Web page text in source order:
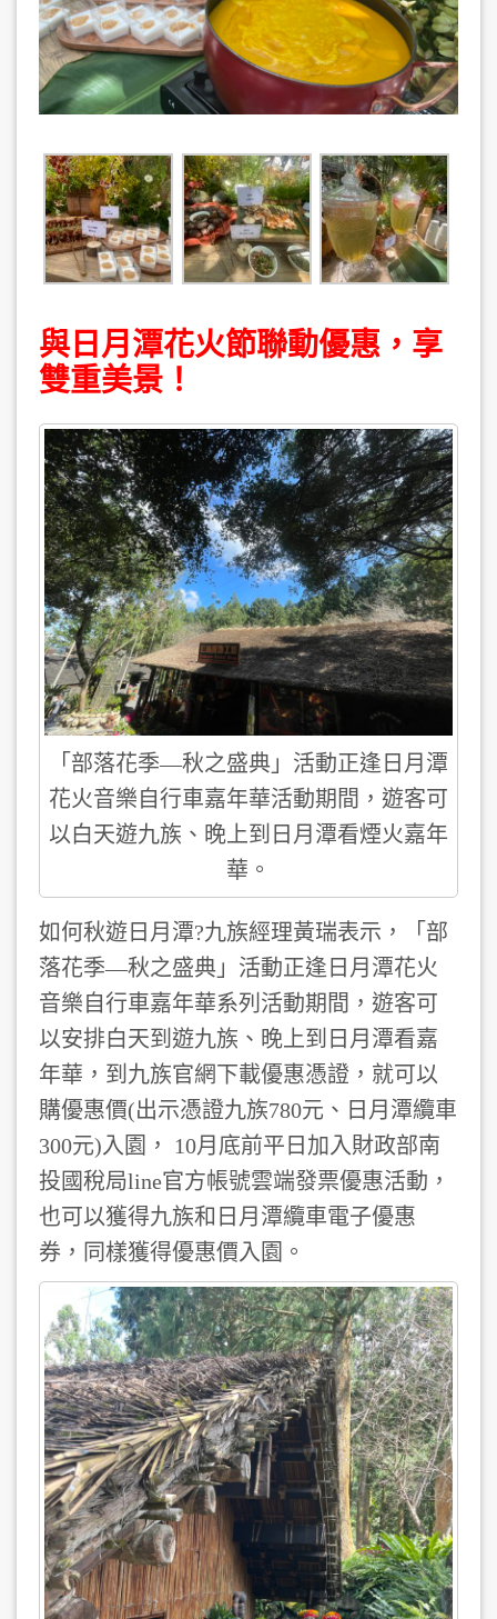
與日月潭花火節聯動優惠，享
雙重美景！
「部落花季—秋之盛典」活動正逢日月潭
花火音樂自行車嘉年華活動期間，遊客可
以白天遊九族、晚上到日月潭看煙火嘉年
華。
如何秋遊日月潭?九族經理黃瑞表示，「部
落花季—秋之盛典」活動正逢日月潭花火
音樂自行車嘉年華系列活動期間，遊客可
以安排白天到遊九族、晚上到日月潭看嘉
年華，到九族官網下載優惠憑證，就可以
購優惠價(出示憑證九族780元、日月潭纜車
300元)入園， 10月底前平日加入財政部南
投國稅局line官方帳號雲端發票優惠活動，
也可以獲得九族和日月潭纜車電子優惠
券，同樣獲得優惠價入園。